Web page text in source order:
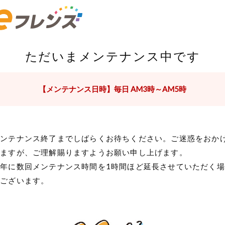
ただいまメンテナンス中です
【メンテナンス日時】毎日 AM3時～AM5時
テナンス終了までしばらくお待ちください。ご迷惑をおか
すが、ご理解賜りますようお願い申し上げます。
に数回メンテナンス時間を1時間ほど延長させていただく
ざいます。